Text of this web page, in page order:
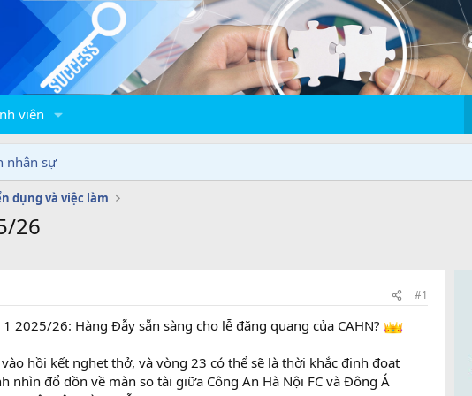
viên
nhân sự
dụng và việc làm
26
#1
1 2025/26: Hàng Đẫy sẵn sàng cho lễ đăng quang của CAHN?
hồi kết nghẹt thở, và vòng 23 có thể sẽ là thời khắc định đoạt
nhìn đổ dồn về màn so tài giữa Công An Hà Nội FC và Đông Á